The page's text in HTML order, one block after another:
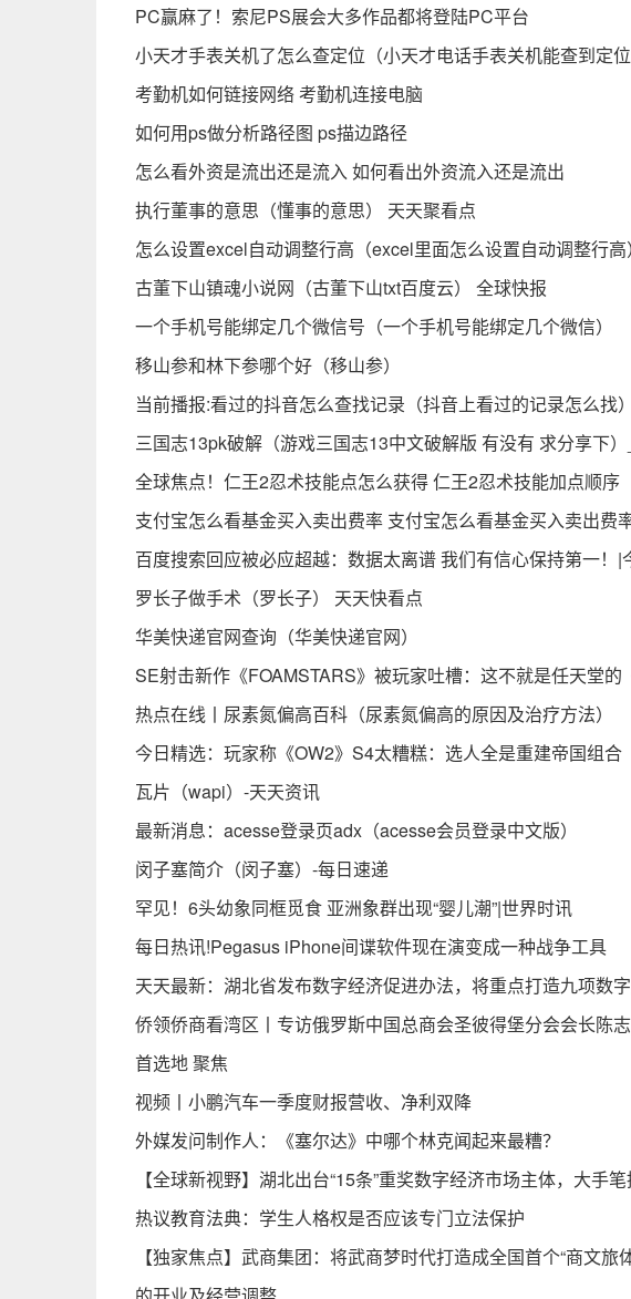
PC赢麻了！索尼PS展会大多作品都将登陆PC平台
小天才手表关机了怎么查定位（小天才电话手表关机能查到定位
考勤机如何链接网络 考勤机连接电脑
如何用ps做分析路径图 ps描边路径
怎么看外资是流出还是流入 如何看出外资流入还是流出
执行董事的意思（懂事的意思） 天天聚看点
怎么设置excel自动调整行高（excel里面怎么设置自动调整行高）
古董下山镇魂小说网（古董下山txt百度云） 全球快报
一个手机号能绑定几个微信号（一个手机号能绑定几个微信）
移山参和林下参哪个好（移山参）
当前播报:看过的抖音怎么查找记录（抖音上看过的记录怎么找）
三国志13pk破解（游戏三国志13中文破解版 有没有 求分享下
全球焦点！仁王2忍术技能点怎么获得 仁王2忍术技能加点顺序
支付宝怎么看基金买入卖出费率 支付宝怎么看基金买入卖出费
百度搜索回应被必应超越：数据太离谱 我们有信心保持第一！|
罗长子做手术（罗长子） 天天快看点
华美快递官网查询（华美快递官网）
SE射击新作《FOAMSTARS》被玩家吐槽：这不就是任天堂的
热点在线丨尿素氮偏高百科（尿素氮偏高的原因及治疗方法）
今日精选：玩家称《OW2》S4太糟糕：选人全是重建帝国组合
瓦片（wapi）-天天资讯
最新消息：acesse登录页adx（acesse会员登录中文版）
闵子塞简介（闵子塞）-每日速递
罕见！6头幼象同框觅食 亚洲象群出现“婴儿潮”|世界时讯
每日热讯!Pegasus iPhone间谍软件现在演变成一种战争工具
天天最新：湖北省发布数字经济促进办法，将重点打造九项数
侨领侨商看湾区丨专访俄罗斯中国总商会圣彼得堡分会会长陈
首选地 聚焦
视频丨小鹏汽车一季度财报营收、净利双降
外媒发问制作人：《塞尔达》中哪个林克闻起来最糟？
【全球新视野】湖北出台“15条”重奖数字经济市场主体，大手笔
热议教育法典：学生人格权是否应该专门立法保护
【独家焦点】武商集团：将武商梦时代打造成全国首个“商文